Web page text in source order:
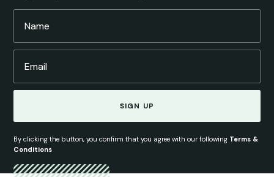
SIGN UP
By clicking the button, you confirm that you agree with our following Terms &
Conditions